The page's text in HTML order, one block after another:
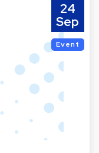
24
Sep
Event